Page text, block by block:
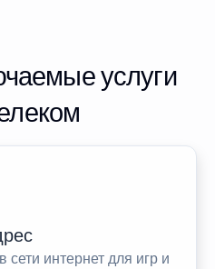
услуги
интернет для игр и